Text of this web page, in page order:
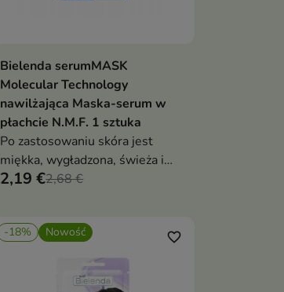
Dodaj do koszyka
Bielenda serumMASK
Molecular Technology
nawilżająca Maska-serum w
płachcie N.M.F. 1 sztuka
Po zastosowaniu skóra jest
miękka, wygładzona, świeża i
pełna blasku.
2,19 €2,68 €
-18% Nowość favorite_border